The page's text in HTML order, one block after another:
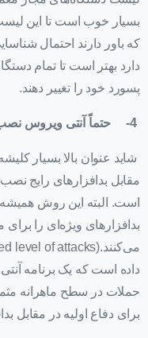
بسیار خوب است تا این
که باور دارند احتمال
دارد بهتر است تا تمام
پسورد خود را تغییر دهند.
4- حتماً آنتی ویروس
شاید عنوان بالا بسیار
مقابل بدافزارهای رایج
است. البته این روش
بدافزارهای ویژه‌ای را
داده است که یک برنامه
حملات در سطح ماهرانه
برای دفاع اولیه در مقابل